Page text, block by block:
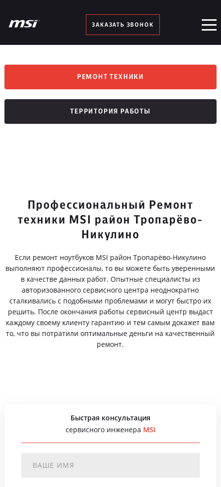
ЗАКАЗАТЬ ЗВОНОК
РЕМОНТ ТЕХНИКИ
ТЕРРИТОРИЯ РАБОТЫ
Профессиональный Ремонт
техники MSI район Тропарёво-
Никулино
Если ремонт ноутбуков MSI район Тропарёво-Никулино
выполняют профессионалы, то вы можете быть уверенными
в качестве данных работ. Опытные специалисты из
авторизованного сервисного центра неоднократно
сталкивались с подобными проблемами и могут быстро их
решить. После окончания работы сервисный центр выдаст
каждому своему клиенту гарантию и тем самым докажет вам
то, что вы потратили оптимальные деньги на качественный
ремонт.
Быстрая консультация
сервисного инженера MSI